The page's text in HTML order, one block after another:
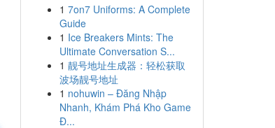
1 7on7 Uniforms: A Complete
Guide
1 Ice Breakers Mints: The
Ultimate Conversation S...
1 靓号地址生成器：轻松获取
波场靓号地址
1 nohuwin – Đăng Nhập
Nhanh, Khám Phá Kho Game
Đ...